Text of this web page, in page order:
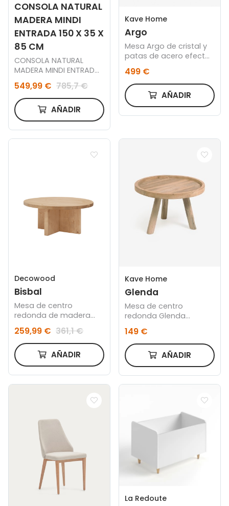
CONSOLA NATURAL
MADERA MINDI
ENTRADA 150 X 35 X
85 CM
CONSOLA NATURAL
MADERA MINDI ENTRADA
150 X 35 X 85 CM
549,99 € 785,7 €
AÑADIR
Kave Home
Argo
Mesa Argo de cristal y
patas de acero efecto
499 €
AÑADIR
Decowood
Bisbal
Mesa de centro
redonda de madera
medio de Ø80cm
259,99 € 361,1 €
AÑADIR
Kave Home
Glenda
Mesa de centro
redonda Glenda
55 cm
149 €
AÑADIR
La Redoute